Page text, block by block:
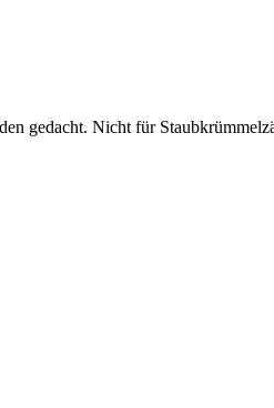
gedacht. Nicht für